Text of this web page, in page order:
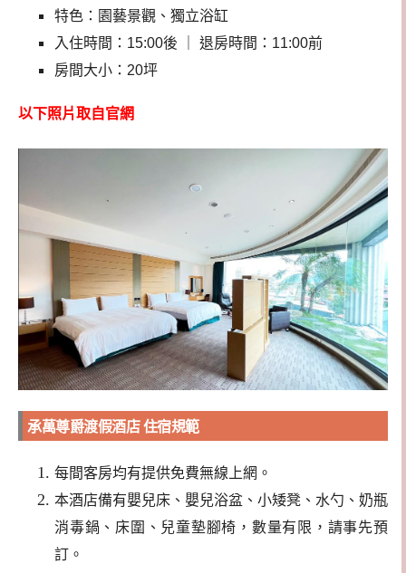
特色：園藝景觀、獨立浴缸
入住時間：15:00後 ｜ 退房時間：11:00前
房間大小：20坪
以下照片取自官網
承萬尊爵渡假酒店 住宿規範
每間客房均有提供免費無線上網。
本酒店備有嬰兒床、嬰兒浴盆、小矮凳、水勺、奶瓶
消毒鍋、床圍、兒童墊腳椅，數量有限，請事先預
訂。